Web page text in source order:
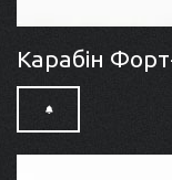
Карабін